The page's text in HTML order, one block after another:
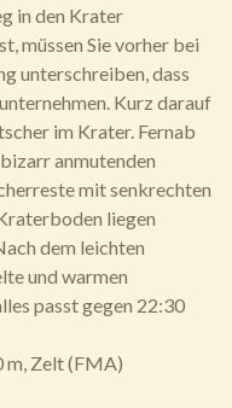
in den Krater
müssen Sie vorher bei
unterschreiben, dass
Kurz darauf
im Krater. Fernab
anmutenden
mit senkrechten
liegen
dem leichten
und warmen
passt gegen 22:30
m, Zelt (FMA)